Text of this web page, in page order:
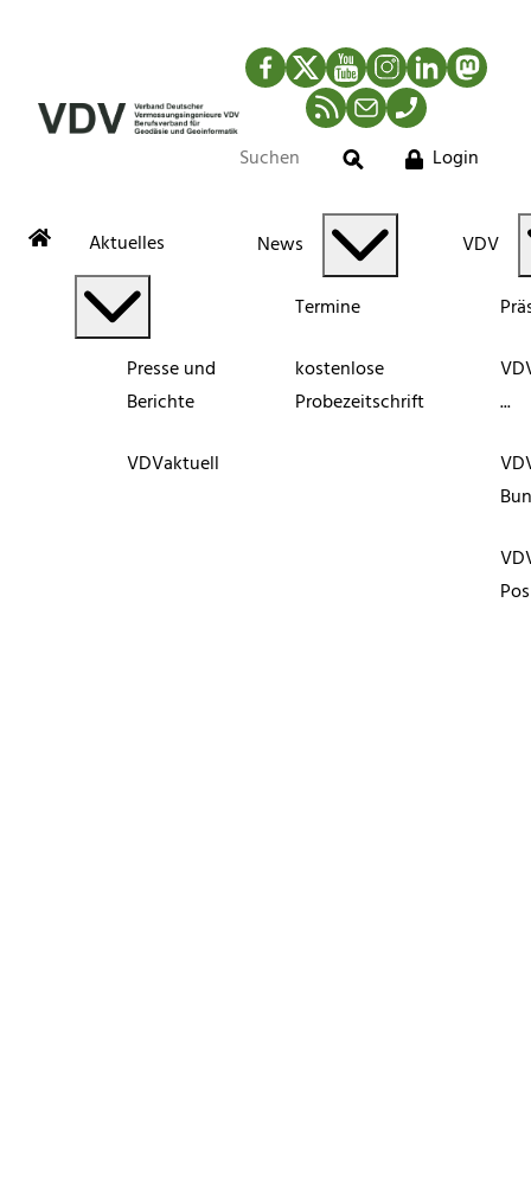
Facebook
TwitterYouTubeInstagram
LinkedIn
RSS-Newsfeed
MailTelefon
Suche
Login
Aktuelles
Presse und
Berichte
VDVaktuell
News
Termine
kostenlose
Probezeitschrift
VDV
...